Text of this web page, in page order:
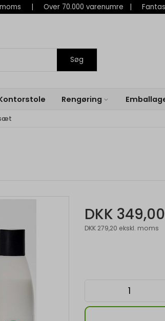
moms | Over 70.000 varenumre |
Søg
Rengøring
DKK 349,00
DKK 279,20 ekskl. moms